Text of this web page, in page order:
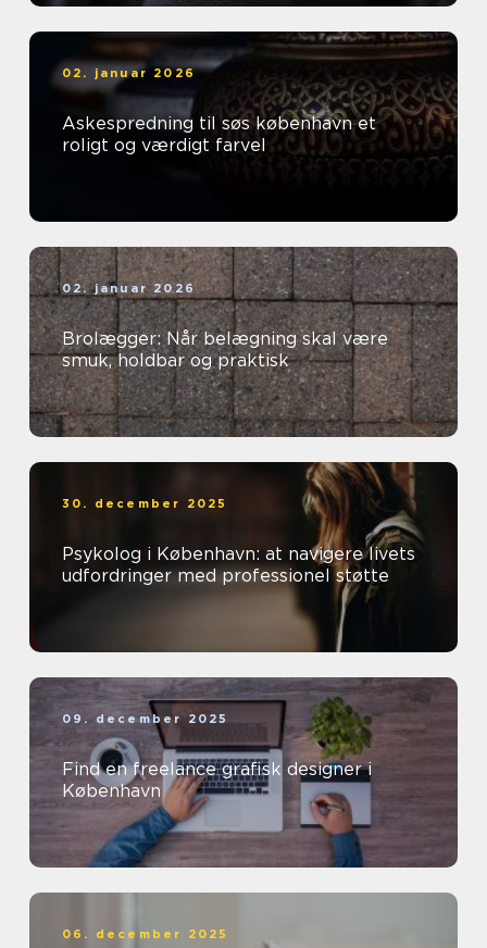
02. januar 2026
Askespredning til søs københavn et
roligt og værdigt farvel
02. januar 2026
Brolægger: Når belægning skal være
smuk, holdbar og praktisk
30. december 2025
Psykolog i København: at navigere livets
udfordringer med professionel støtte
09. december 2025
Find en freelance grafisk designer i
København
06. december 2025